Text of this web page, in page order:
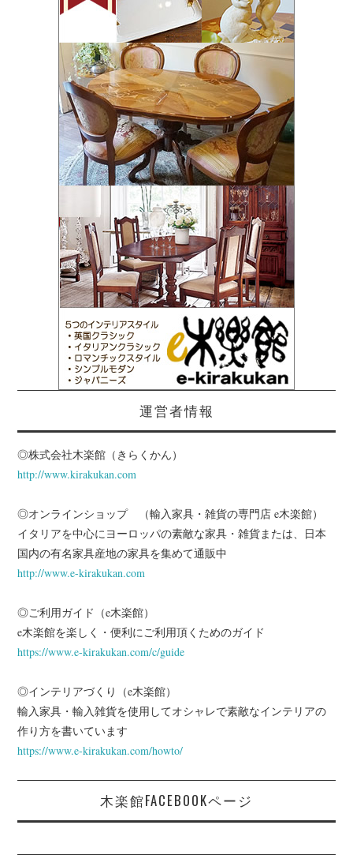
運営者情報
◎株式会社木楽館（きらくかん）
http://www.kirakukan.com
◎オンラインショップ （輸入家具・雑貨の専門店 e木楽館）
イタリアを中心にヨーロッパの素敵な家具・雑貨または、日本
国内の有名家具産地の家具を集めて通販中
http://www.e-kirakukan.com
◎ご利用ガイド（e木楽館）
e木楽館を楽しく・便利にご利用頂くためのガイド
https://www.e-kirakukan.com/c/guide
◎インテリアづくり（e木楽館）
輸入家具・輸入雑貨を使用してオシャレで素敵なインテリアの
作り方を書いています
https://www.e-kirakukan.com/howto/
木楽館FACEBOOKページ